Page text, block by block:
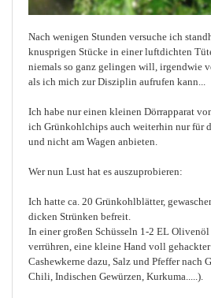
Nach wenigen Stunden versuche ich
knusprigen Stücke in einer luftdichten
niemals so ganz gelingen will, irgendwie
als ich mich zur Disziplin aufrufen kann...
Ich habe nur einen kleinen Dörrapparat
ich Grünkohlchips auch weiterhin nur für
und nicht am Wagen anbieten.
Wer nun Lust hat es auszuprobieren:
Ich hatte ca. 20 Grünkohlblätter,
dicken Strünken befreit.
In einer großen Schüsseln 1-2 EL
verrühren, eine kleine Hand voll
Cashewkerne dazu, Salz und Pfeffer nach
Chili, Indischen Gewürzen, Kurkuma.....).